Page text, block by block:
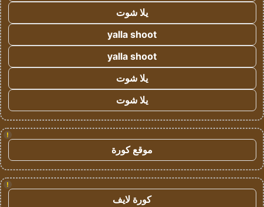
يلا شوت
yalla shoot
yalla shoot
يلا شوت
يلا شوت
!
موقع كورة
!
كورة لايف